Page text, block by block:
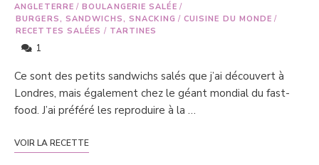
ANGLETERRE / BOULANGERIE SALÉE /
BURGERS, SANDWICHS, SNACKING / CUISINE DU MONDE /
RECETTES SALÉES / TARTINES
1
Ce sont des petits sandwichs salés que j’ai découvert à
Londres, mais également chez le géant mondial du fast-
food. J’ai préféré les reproduire à la …
VOIR LA RECETTE